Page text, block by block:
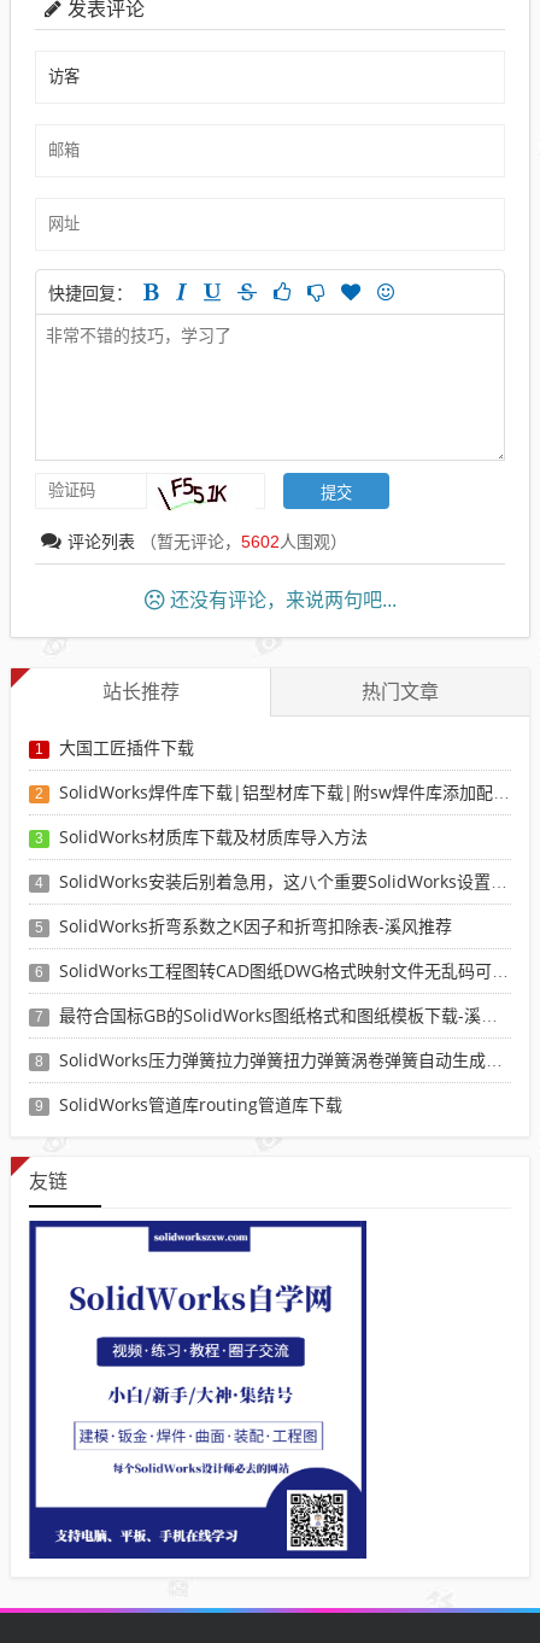
发表评论
快捷回复：
评论列表 （暂无评论， 5602人围观）
还没有评论，来说两句吧...
站长推荐 热门文章
1 大国工匠插件下载
2 SolidWorks焊件库下载|铝型材库下载|附sw焊件库添加配置使用教程
3 SolidWorks材质库下载及材质库导入方法
4 SolidWorks安装后别着急用，这八个重要SolidWorks设置可以提高你的画图效率
5 SolidWorks折弯系数之K因子和折弯扣除表-溪风推荐
6 SolidWorks工程图转CAD图纸DWG格式映射文件无乱码可分层-溪风亲测推荐
7 最符合国标GB的SolidWorks图纸格式和图纸模板下载-溪风专用版
8 SolidWorks压力弹簧拉力弹簧扭力弹簧涡卷弹簧自动生成宏程序下载
9 SolidWorks管道库routing管道库下载
友链